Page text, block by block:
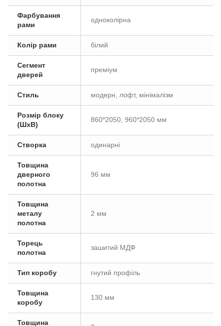
Фарбування
рами
одноколірна
Колір рами білий
Сегмент
дверей
преміум
Стиль модерн, лофт, мінімалізм
Розмір блоку
(ШxВ)
860*2050, 960*2050 мм
Створка одинарні
Товщина
дверного
полотна
96 мм
Товщина
металу
полотна
2 мм
Торець
полотна
зашитий МДФ
Тип коробу гнутий профіль
Товщина
коробу
130 мм
Товщина